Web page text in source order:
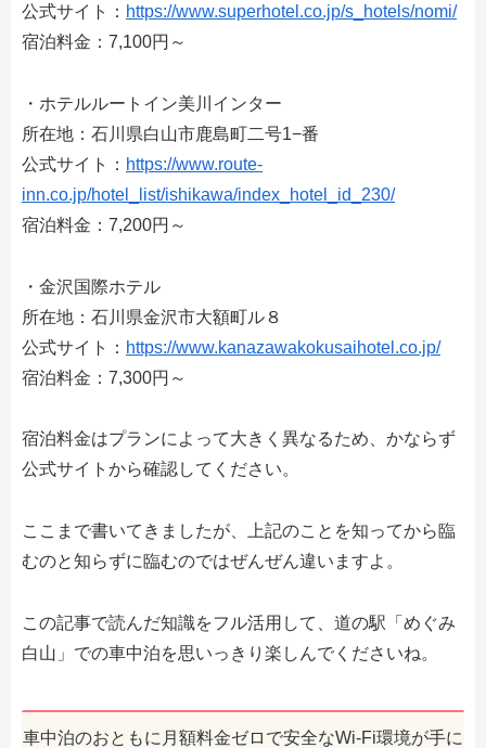
公式サイト： https://www.superhotel.co.jp/s_hotels/nomi/
宿泊料金：7,100円～
・ホテルルートイン美川インター
所在地：石川県白山市鹿島町二号1−番
公式サイト： https://www.route-
inn.co.jp/hotel_list/ishikawa/index_hotel_id_230/
宿泊料金：7,200円～
・金沢国際ホテル
所在地：石川県金沢市大額町ル８
公式サイト： https://www.kanazawakokusaihotel.co.jp/
宿泊料金：7,300円～
宿泊料金はプランによって大きく異なるため、かならず
公式サイトから確認してください。
ここまで書いてきましたが、上記のことを知ってから臨
むのと知らずに臨むのではぜんぜん違いますよ。
この記事で読んだ知識をフル活用して、道の駅「めぐみ
白山」での車中泊を思いっきり楽しんでくださいね。
車中泊のおともに月額料金ゼロで安全なWi-Fi環境が手に